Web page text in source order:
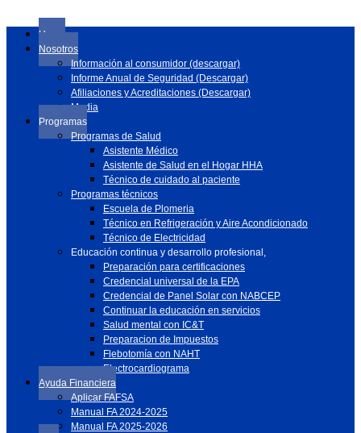
Home
Nosotros
Información al consumidor (descargar)
Informe Anual de Seguridad (Descargar)
Afiliaciones y Acreditaciones (Descargar)
Media
Programas
Programas de Salud
Asistente Médico
Asistente de Salud en el Hogar HHA
Técnico de cuidado al paciente
Programas técnicos
Escuela de Plomeria
Técnico en Refrigeración y Aire Acondicionado
Técnico de Electricidad
Educación continua y desarrollo profesional,
Preparación para certificaciones
Credencial universal de la EPA
Credencial de Panel Solar con NABCEP
Continuar la educación en servicios
Salud mental con IC&T
Preparacion de Impuestos
Flebotomía con NAHT
Electrocardiograma
Ayuda Financiera
Aplicar FAFSA
Manual FA 2024-2025
Manual FA 2025-2026